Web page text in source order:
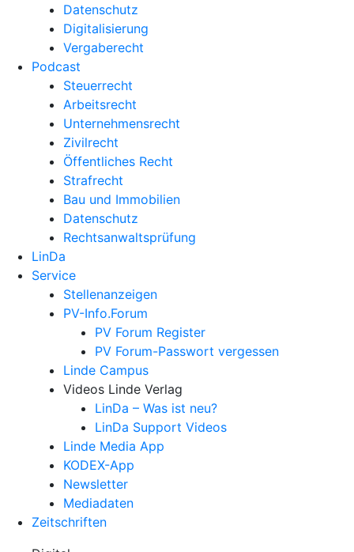
Datenschutz
Digitalisierung
Vergaberecht
Podcast
Steuerrecht
Arbeitsrecht
Unternehmens­recht
Zivilrecht
Öffentliches Recht
Strafrecht
Bau und Immobilien
Datenschutz
Rechtsanwalts­prüfung
LinDa
Service
Stellenanzeigen
PV-Info.Forum
PV Forum Register
PV Forum-Passwort vergessen
Linde Campus
Videos Linde Verlag
LinDa – Was ist neu?
LinDa Support Videos
Linde Media App
KODEX-App
Newsletter
Mediadaten
Zeitschriften